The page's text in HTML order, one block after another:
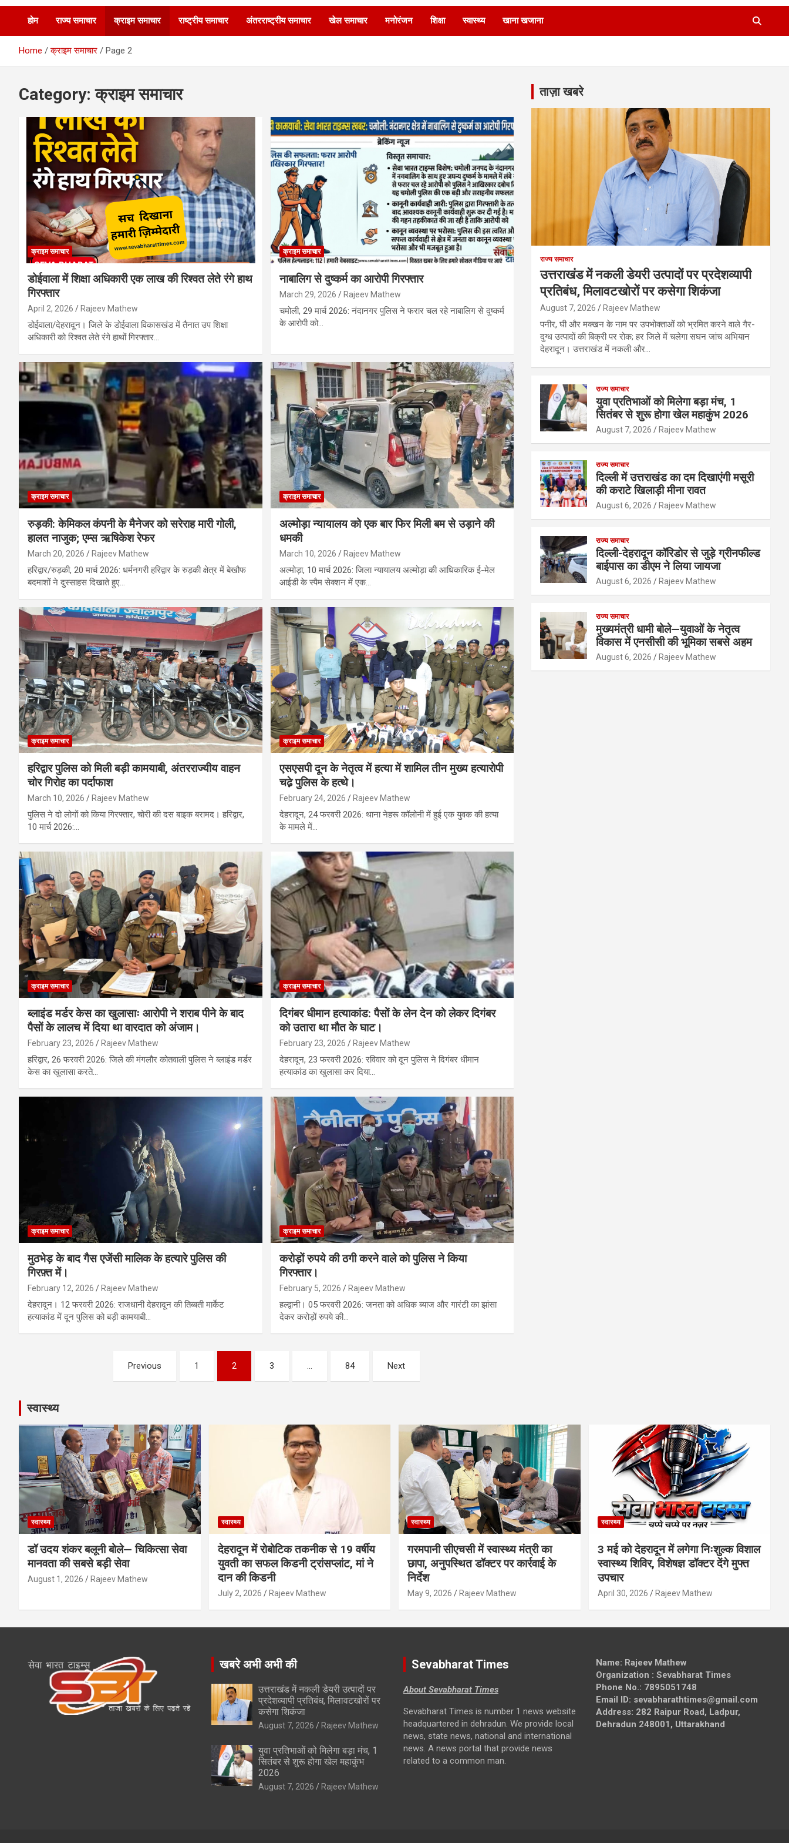
होम राज्य समाचार क्राइम समाचार राष्ट्रीय समाचार अंतरराष्ट्रीय समाचार खेल समाचार मनोरंजन शिक्षा स्वास्थ्य खाना खजाना
Home क्राइम समाचार Page 2
Category:क्राइम समाचार
क्राइम समाचार
डोईवाला में शिक्षा अधिकारी एक लाख की रिश्वत लेते रंगे हाथ
गिरफ्तार
April 2, 2026 Rajeev Mathew
डोईवाला/देहरादून। जिले के डोईवाला विकासखंड में तैनात उप शिक्षा
अधिकारी को रिश्वत लेते रंगे हाथों गिरफ्तार…
क्राइम समाचार
नाबालिग से दुष्कर्म का आरोपी गिरफ्तार
March 29, 2026 Rajeev Mathew
चमोली, 29 मार्च 2026: नंदानगर पुलिस ने फरार चल रहे नाबालिग से दुष्कर्म
के आरोपी को…
क्राइम समाचार
रुड़की: केमिकल कंपनी के मैनेजर को सरेराह मारी गोली,
हालत नाजुक; एम्स ऋषिकेश रेफर
March 20, 2026 Rajeev Mathew
हरिद्वार/रुड़की, 20 मार्च 2026: धर्मनगरी हरिद्वार के रुड़की क्षेत्र में बेखौफ
बदमाशों ने दुस्साहस दिखाते हुए…
क्राइम समाचार
अल्मोड़ा न्यायालय को एक बार फिर मिली बम से उड़ाने की
धमकी
March 10, 2026 Rajeev Mathew
अल्मोड़ा, 10 मार्च 2026: जिला न्यायालय अल्मोड़ा की आधिकारिक ई-मेल
आईडी के स्पैम सेक्शन में एक…
क्राइम समाचार
हरिद्वार पुलिस को मिली बड़ी कामयाबी, अंतरराज्यीय वाहन
चोर गिरोह का पर्दाफाश
March 10, 2026 Rajeev Mathew
पुलिस ने दो लोगों को किया गिरफ्तार, चोरी की दस बाइक बरामद। हरिद्वार,
10 मार्च 2026:…
क्राइम समाचार
एसएसपी दून के नेतृत्व में हत्या में शामिल तीन मुख्य हत्यारोपी
चढे़ पुलिस के हत्थे।
February 24, 2026 Rajeev Mathew
देहरादून, 24 फरवरी 2026: थाना नेहरू कॉलोनी में हुई एक युवक की हत्या
के मामले में…
क्राइम समाचार
ब्लाइंड मर्डर केस का खुलासाः आरोपी ने शराब पीने के बाद
पैसों के लालच में दिया था वारदात को अंजाम।
February 23, 2026 Rajeev Mathew
हरिद्वार, 26 फरवरी 2026: जिले की मंगलौर कोतवाली पुलिस ने ब्लाइंड मर्डर
केस का खुलासा करते…
क्राइम समाचार
दिगंबर धीमान हत्याकांड: पैसों के लेन देन को लेकर दिगंबर
को उतारा था मौत के घाट।
February 23, 2026 Rajeev Mathew
देहरादून, 23 फरवरी 2026: रविवार को दून पुलिस ने दिगंबर धीमान
हत्याकांड का खुलासा कर दिया…
क्राइम समाचार
मुठभेड़ के बाद गैस एजेंसी मालिक के हत्यारे पुलिस की
गिरफ़्त में।
February 12, 2026 Rajeev Mathew
देहरादून। 12 फरवरी 2026: राजधानी देहरादून की तिब्बती मार्केट
हत्याकांड में दून पुलिस को बड़ी कामयाबी…
क्राइम समाचार
करोड़ों रुपये की ठगी करने वाले को पुलिस ने किया
गिरफ्तार।
February 5, 2026 Rajeev Mathew
हल्द्वानी। 05 फरवरी 2026: जनता को अधिक ब्याज और गारंटी का झांसा
देकर करोड़ों रुपये की…
Previous 1 2 3 … 84 Next
ताज़ा खबरे
राज्य समाचार
उत्तराखंड में नकली डेयरी उत्पादों पर प्रदेशव्यापी
प्रतिबंध, मिलावटखोरों पर कसेगा शिकंजा
August 7, 2026 Rajeev Mathew
पनीर, घी और मक्खन के नाम पर उपभोक्ताओं को भ्रमित करने वाले गैर-
दुग्ध उत्पादों की बिक्री पर रोक; हर जिले में चलेगा सघन जांच अभियान
देहरादून। उत्तराखंड में नकली और…
राज्य समाचार
युवा प्रतिभाओं को मिलेगा बड़ा मंच, 1
सितंबर से शुरू होगा खेल महाकुंभ 2026
August 7, 2026 Rajeev Mathew
राज्य समाचार
दिल्ली में उत्तराखंड का दम दिखाएंगी मसूरी
की कराटे खिलाड़ी मीना रावत
August 6, 2026 Rajeev Mathew
राज्य समाचार
दिल्ली-देहरादून कॉरिडोर से जुड़े ग्रीनफील्ड
बाईपास का डीएम ने लिया जायजा
August 6, 2026 Rajeev Mathew
राज्य समाचार
मुख्यमंत्री धामी बोले—युवाओं के नेतृत्व
विकास में एनसीसी की भूमिका सबसे अहम
August 6, 2026 Rajeev Mathew
स्वास्थ्य
स्वास्थ्य
डॉ उदय शंकर बलूनी बोले— चिकित्सा सेवा
मानवता की सबसे बड़ी सेवा
August 1, 2026 Rajeev Mathew
स्वास्थ्य
देहरादून में रोबोटिक तकनीक से 19 वर्षीय
युवती का सफल किडनी ट्रांसप्लांट, मां ने
दान की किडनी
July 2, 2026 Rajeev Mathew
स्वास्थ्य
गरमपानी सीएचसी में स्वास्थ्य मंत्री का
छापा, अनुपस्थित डॉक्टर पर कार्रवाई के
निर्देश
May 9, 2026 Rajeev Mathew
स्वास्थ्य
3 मई को देहरादून में लगेगा निःशुल्क विशाल
स्वास्थ्य शिविर, विशेषज्ञ डॉक्टर देंगे मुफ्त
उपचार
April 30, 2026 Rajeev Mathew
खबरे अभी अभी की
उत्तराखंड में नकली डेयरी उत्पादों पर
प्रदेशव्यापी प्रतिबंध, मिलावटखोरों पर
कसेगा शिकंजा
August 7, 2026 Rajeev Mathew
युवा प्रतिभाओं को मिलेगा बड़ा मंच, 1
सितंबर से शुरू होगा खेल महाकुंभ
2026
August 7, 2026 Rajeev Mathew
Sevabharat Times
About Sevabharat Times
Sevabharat Times is number 1 news website
headquartered in dehradun. We provide local
news, state news, national and international
news. A news portal that provide news
related to a common man.
Name: Rajeev Mathew
Organization : Sevabharat Times
Phone No.: 7895051748
Email ID: sevabharathtimes@gmail.com
Address: 282 Raipur Road, Ladpur,
Dehradun 248001, Uttarakhand